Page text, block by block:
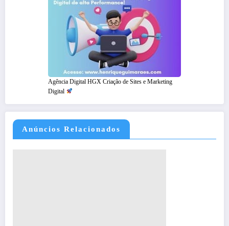
Agência Digital HGX Criação de Sites e Marketing
Digital
Anúncios Relacionados